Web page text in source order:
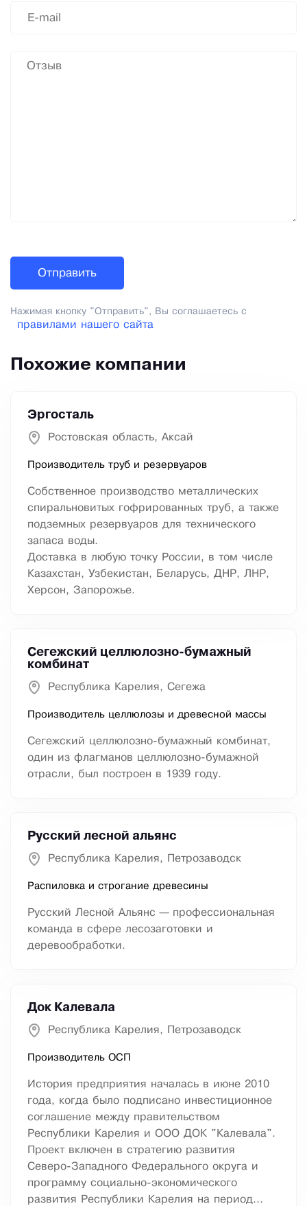
Нажимая кнопку "Отправить", Вы соглашаетесь с
правилами нашего сайта
Похожие компании
Эргосталь
Ростовская область, Аксай
Производитель труб и резервуаров
Собственное производство металлических
спиральновитых гофрированных труб, а также
подземных резервуаров для технического
запаса воды.
Доставка в любую точку России, в том числе
Казахстан, Узбекистан, Беларусь, ДНР, ЛНР,
Херсон, Запорожье.
Сегежский целлюлозно-бумажный
комбинат
Республика Карелия, Сегежа
Производитель целлюлозы и древесной массы
Сегежский целлюлозно-бумажный комбинат,
один из флагманов целлюлозно-бумажной
отрасли, был построен в 1939 году.
Русский лесной альянс
Республика Карелия, Петрозаводск
Распиловка и строгание древесины
Русский Лесной Альянс — профессиональная
команда в сфере лесозаготовки и
деревообработки.
Док Калевала
Республика Карелия, Петрозаводск
Производитель ОСП
История предприятия началась в июне 2010
года, когда было подписано инвестиционное
соглашение между правительством
Республики Карелия и ООО ДОК "Калевала".
Проект включен в стратегию развития
Северо-Западного Федерального округа и
программу социально-экономического
развития Республики Карелия на период...